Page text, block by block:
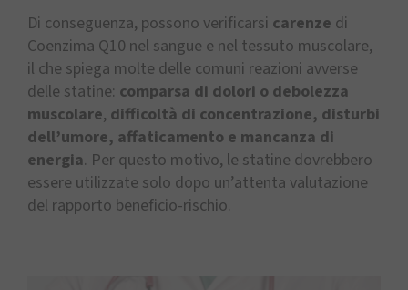
Di conseguenza, possono verificarsi carenze di
Coenzima Q10 nel sangue e nel tessuto muscolare,
il che spiega molte delle comuni reazioni avverse
delle statine: comparsa di dolori o debolezza
muscolare, difficoltà di concentrazione, disturbi
dell’umore, affaticamento e mancanza di
energia. Per questo motivo, le statine dovrebbero
essere utilizzate solo dopo un’attenta valutazione
del rapporto beneficio-rischio.